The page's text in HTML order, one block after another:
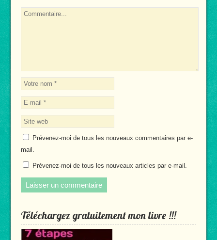
Prévenez-moi de tous les nouveaux commentaires par e-
mail.
Prévenez-moi de tous les nouveaux articles par e-mail.
Téléchargez gratuitement mon livre !!!